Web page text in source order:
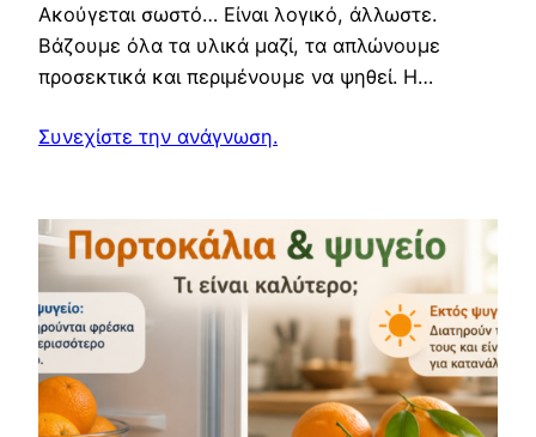
Ακούγεται σωστό… Είναι λογικό, άλλωστε.
Βάζουμε όλα τα υλικά μαζί, τα απλώνουμε
προσεκτικά και περιμένουμε να ψηθεί. Η…
Συνεχίστε την ανάγνωση.